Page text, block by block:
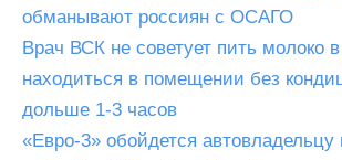
обманывают россиян с ОСАГО
Врач ВСК не советует пить молоко
находиться в помещении без
дольше 1-3 часов
«Евро-3» обойдется автовладельцу